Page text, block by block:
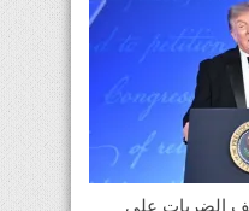
الضربات على